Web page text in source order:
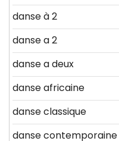
danse à 2
danse a 2
danse a deux
danse africaine
danse classique
danse contemporaine